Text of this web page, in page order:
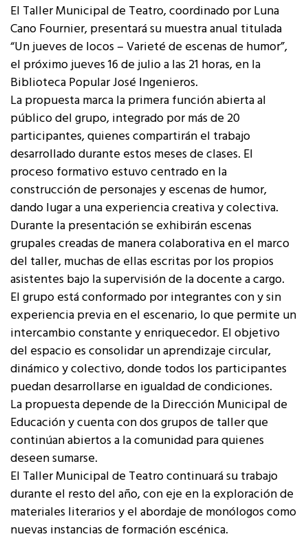
El Taller Municipal de Teatro, coordinado por Luna
Cano Fournier, presentará su muestra anual titulada
“Un jueves de locos – Varieté de escenas de humor”,
el próximo jueves 16 de julio a las 21 horas, en la
Biblioteca Popular José Ingenieros.
La propuesta marca la primera función abierta al
público del grupo, integrado por más de 20
participantes, quienes compartirán el trabajo
desarrollado durante estos meses de clases. El
proceso formativo estuvo centrado en la
construcción de personajes y escenas de humor,
dando lugar a una experiencia creativa y colectiva.
Durante la presentación se exhibirán escenas
grupales creadas de manera colaborativa en el marco
del taller, muchas de ellas escritas por los propios
asistentes bajo la supervisión de la docente a cargo.
El grupo está conformado por integrantes con y sin
experiencia previa en el escenario, lo que permite un
intercambio constante y enriquecedor. El objetivo
del espacio es consolidar un aprendizaje circular,
dinámico y colectivo, donde todos los participantes
puedan desarrollarse en igualdad de condiciones.
La propuesta depende de la Dirección Municipal de
Educación y cuenta con dos grupos de taller que
continúan abiertos a la comunidad para quienes
deseen sumarse.
El Taller Municipal de Teatro continuará su trabajo
durante el resto del año, con eje en la exploración de
materiales literarios y el abordaje de monólogos como
nuevas instancias de formación escénica.